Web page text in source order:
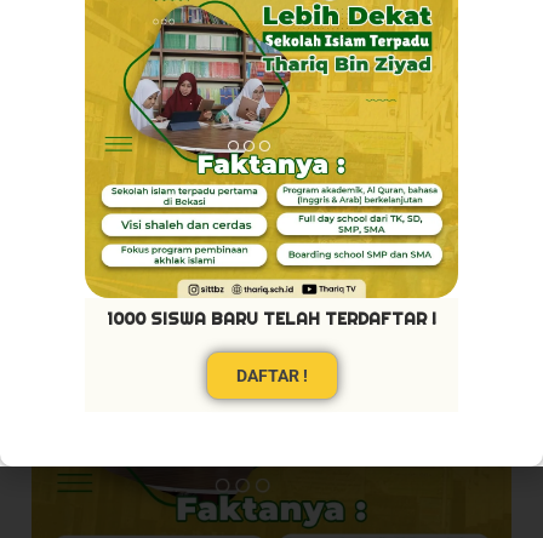
1000 SISWA BARU TELAH TERDAFTAR !
DAFTAR !